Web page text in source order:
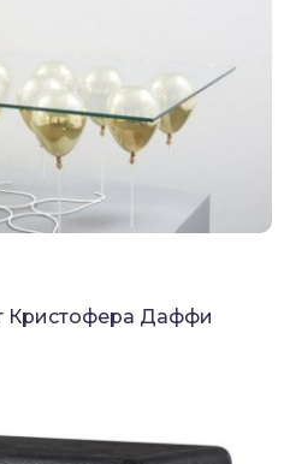
Кристофера Даффи